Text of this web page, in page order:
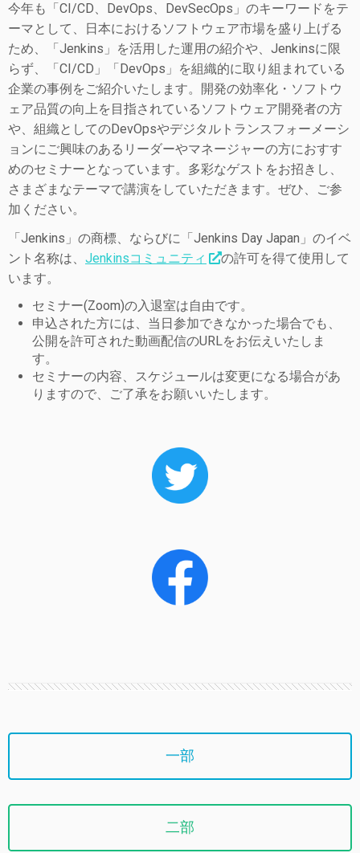
今年も「CI/CD、DevOps、DevSecOps」のキーワードをテ
ーマとして、日本におけるソフトウェア市場を盛り上げる
ため、「Jenkins」を活用した運用の紹介や、Jenkinsに限
らず、「CI/CD」「DevOps」を組織的に取り組まれている
企業の事例をご紹介いたします。開発の効率化・ソフトウ
ェア品質の向上を目指されているソフトウェア開発者の方
や、組織としてのDevOpsやデジタルトランスフォーメーシ
ョンにご興味のあるリーダーやマネージャーの方におすす
めのセミナーとなっています。多彩なゲストをお招きし、
さまざまなテーマで講演をしていただきます。ぜひ、ご参
加ください。
「Jenkins」の商標、ならびに「Jenkins Day Japan」のイベ
ント名称は、 Jenkinsコミュニティ
の許可を得て使用して
います。
セミナー(Zoom)の入退室は自由です。
申込された方には、当日参加できなかった場合でも、
公開を許可された動画配信のURLをお伝えいたしま
す。
セミナーの内容、スケジュールは変更になる場合があ
りますので、ご了承をお願いいたします。
一部
二部